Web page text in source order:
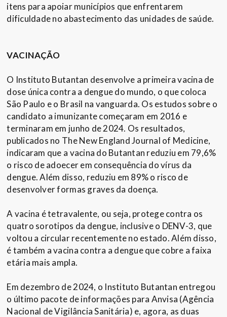
itens para apoiar municípios que enfrentarem
dificuldade no abastecimento das unidades de saúde.
VACINAÇÃO
O Instituto Butantan desenvolve a primeira vacina de
dose única contra a dengue do mundo, o que coloca
São Paulo e o Brasil na vanguarda. Os estudos sobre o
candidato a imunizante começaram em 2016 e
terminaram em junho de 2024. Os resultados,
publicados no The New England Journal of Medicine,
indicaram que a vacina do Butantan reduziu em 79,6%
o risco de adoecer em consequência do vírus da
dengue. Além disso, reduziu em 89% o risco de
desenvolver formas graves da doença.
A vacina é tetravalente, ou seja, protege contra os
quatro sorotipos da dengue, inclusive o DENV-3, que
voltou a circular recentemente no estado. Além disso,
é também a vacina contra a dengue que cobre a faixa
etária mais ampla.
Em dezembro de 2024, o Instituto Butantan entregou
o último pacote de informações para Anvisa (Agência
Nacional de Vigilância Sanitária) e, agora, as duas